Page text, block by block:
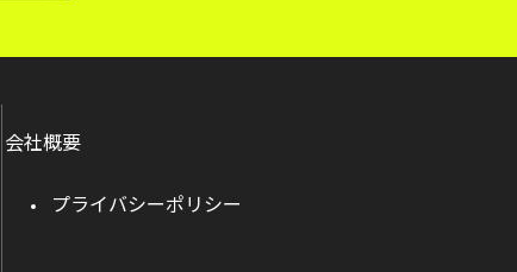
会社概要
プライバシーポリシー